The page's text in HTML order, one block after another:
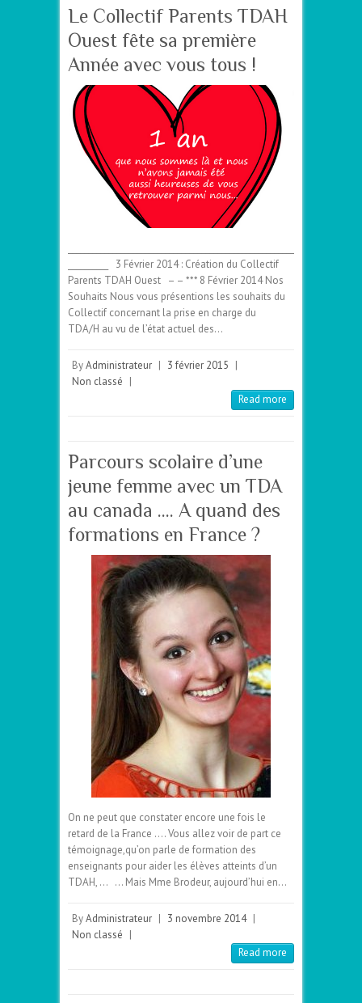
Le Collectif Parents TDAH
Ouest fête sa première
Année avec vous tous !
__________ 3 Février 2014 : Création du Collectif
Parents TDAH Ouest – – *** 8 Février 2014 Nos
Souhaits Nous vous présentions les souhaits du
Collectif concernant la prise en charge du
TDA/H au vu de l’état actuel des…
ByAdministrateur | 3 février 2015 |
Non classé |
Read more
Parcours scolaire d’une
jeune femme avec un TDA
au canada …. A quand des
formations en France ?
On ne peut que constater encore une fois le
retard de la France …. Vous allez voir de part ce
témoignage,qu’on parle de formation des
enseignants pour aider les élèves atteints d’un
TDAH, … … Mais Mme Brodeur, aujourd’hui en…
ByAdministrateur | 3 novembre 2014 |
Non classé |
Read more